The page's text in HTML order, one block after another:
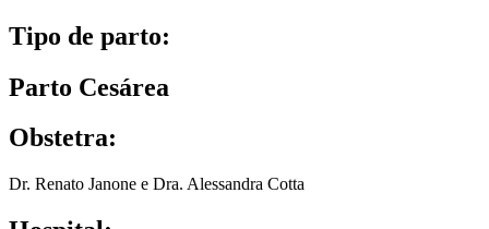
Tipo de parto:
Parto Cesárea
Obstetra:
Dr. Renato Janone e Dra. Alessandra Cotta